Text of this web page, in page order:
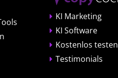
KI Marketing
KI Software
Kostenlos testen
Testimonials